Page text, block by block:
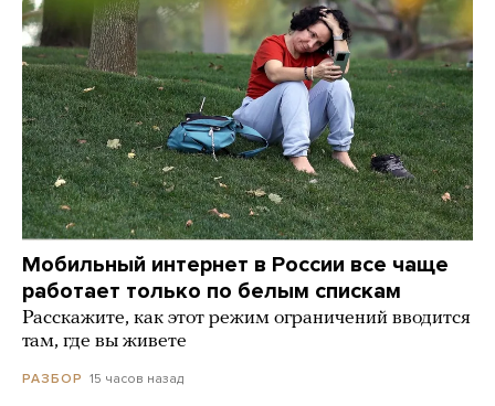
Мобильный интернет в России все чаще
работает только по белым спискам
Расскажите, как этот режим ограничений вводится
там, где вы живете
РАЗБОР 15 часов назад